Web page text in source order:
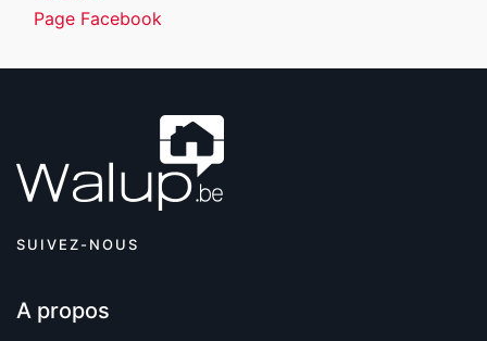
Page Facebook
SUIVEZ-NOUS
A propos